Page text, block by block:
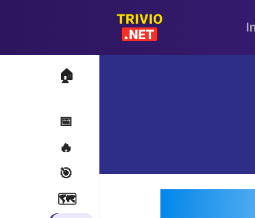
🏠
📅
🔥
🎯
🗺️